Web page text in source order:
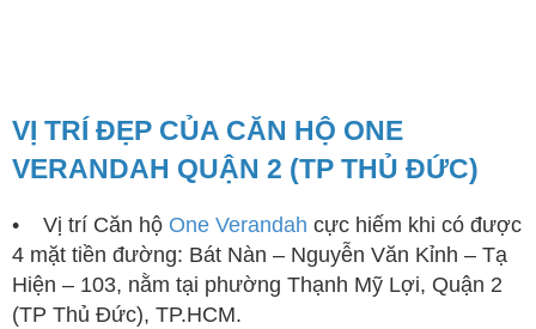
VỊ TRÍ ĐẸP CỦA CĂN HỘ ONE
VERANDAH QUẬN 2 (TP THỦ ĐỨC)
• Vị trí Căn hộ One Verandah cực hiếm khi có được
4 mặt tiền đường: Bát Nàn – Nguyễn Văn Kỉnh – Tạ
Hiện – 103, nằm tại phường Thạnh Mỹ Lợi, Quận 2
(TP Thủ Đức), TP.HCM.